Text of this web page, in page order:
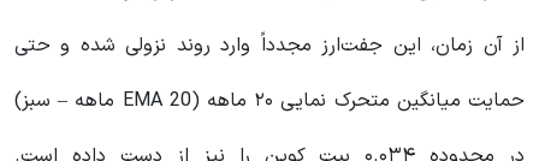
از آن زمان، این جفت‌ارز مجدداً وارد روند نزولی شده و حتی
حمایت میانگین متحرک نمایی ۲۰ ماهه (EMA 20 ماهه – سبز)